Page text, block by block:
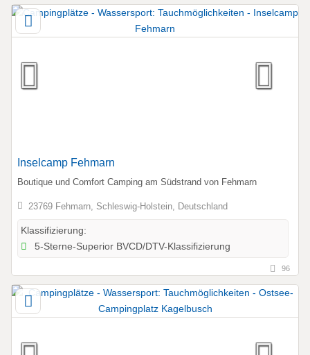
Inselcamp Fehmarn
Boutique und Comfort Camping am Südstrand von Fehmarn
23769 Fehmarn, Schleswig-Holstein, Deutschland
Klassifizierung:
5-Sterne-Superior BVCD/DTV-Klassifizierung
96